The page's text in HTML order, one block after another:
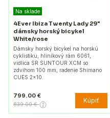
Na sklade
4Ever Ibiza Twenty Lady 29"
dámsky horský bicykel
White/rose
Dámsky horský bicykel na horskú
cyklistiku, hliníkový rám 6061,
vidlica SR SUNTOUR XCM so
zdvihom 100 mm, radenie Shimano
CUES 2x10.
799.00 €
839.00 € Kúpiť